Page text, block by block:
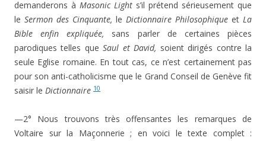
demanderons à Masonic Light s’il prétend sérieuse­ment que
le Sermon des Cinquante, le Dictionnaire Philoso­phique et La
Bible enfin expliquée, sans parler de certaines pièces
parodiques telles queSaul et David, soient dirigés contre la
seule Eglise romaine. En tout cas, ce n’est certainement pas
pour son anti-catholicisme que le Grand Conseil de Genève fit
saisir le Dictionnaire 10
—2° Nous trouvons très offensantes les remarques de
Voltaire sur la Maçonnerie ; en voici le texte complet :